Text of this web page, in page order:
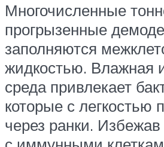
Многочисленные
прогрызенные
заполняются
жидкостью. Влажная
среда привлекает
которые с легкостью
через ранки.